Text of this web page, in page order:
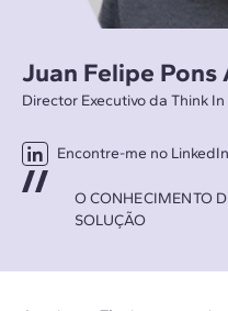
Juan Felipe Pons
Director Executivo da Think In
Encontre-me no LinkedIn
O CONHECIMENTO
SOLUÇÃO